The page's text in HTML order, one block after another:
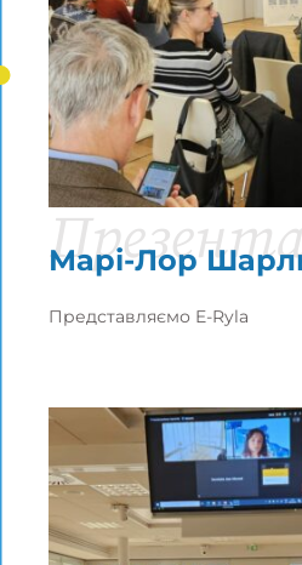
Марі-Лор
Представляємо E-Ryla